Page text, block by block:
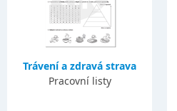
Trávení a zdravá strava
Pracovní listy